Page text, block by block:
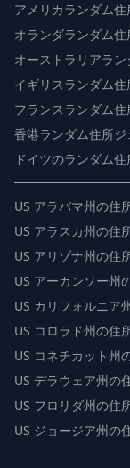
アメリカランダム
オランダランダム
オーストラリアラ
イギリスランダム
フランスランダム
香港ランダム住所
ドイツのランダム
US アラバマ州の住
US アラスカ州の住
US アリゾナ州の住
US アーカンソー州
US カリフォルニア
US コロラド州の住
US コネチカット州
US デラウェア州の
US フロリダ州の住
US ジョージア州の